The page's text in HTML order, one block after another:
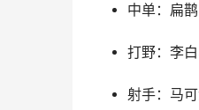
中单：扁
打野：李
射手：马